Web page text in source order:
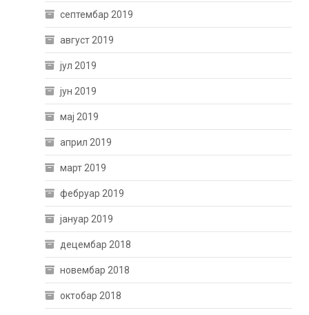
септембар 2019
август 2019
јул 2019
јун 2019
мај 2019
април 2019
март 2019
фебруар 2019
јануар 2019
децембар 2018
новембар 2018
октобар 2018